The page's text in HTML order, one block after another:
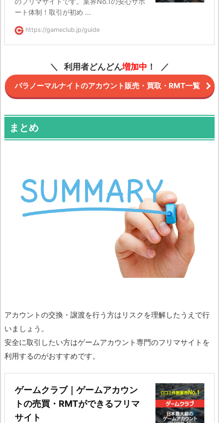
ート体制！取引が初め ...
https://gameclub.jp/guide
利用者どんどん増加中 ！
パラノーマルナイトのアカウント販売・買取・RMT一覧
まとめ
アカウントの交換・譲渡を行う方はリスクを理解したうえで行
いましょう。
安全に取引したい方はゲームアカウント専門のフリマサイトを
利用するのがおすすめです。
ゲームクラブ｜ゲームアカウン
トの売買・RMTができるフリマ
サイト